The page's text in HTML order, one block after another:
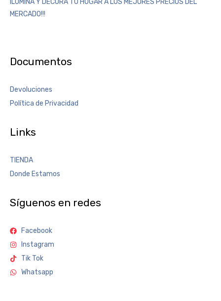
ILUMINA Y DECORA TÚ HOGAR A LOS MEJORES PRECIOS DEL
MERCADO!!!
Documentos
Devoluciones
Política de Privacidad
Links
TIENDA
Donde Estamos
Síguenos en redes
Facebook
Instagram
Tik Tok
Whatsapp